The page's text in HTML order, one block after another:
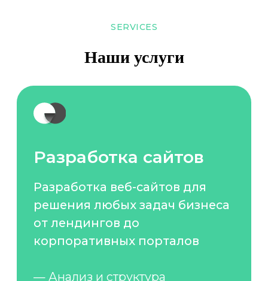
SERVICES
Наши услуги
Подробнее
стиль, который работает на вашу
UI/UX дизайн
Создаём интерфейсы,
которые выглядят стильно
Подробнее